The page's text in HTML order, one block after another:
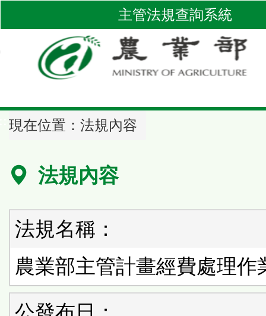
到
區
塊
主管法規查詢系統
現在位置： 法規內容
法規內容
法規名稱：
農業部主管計畫經費處理作